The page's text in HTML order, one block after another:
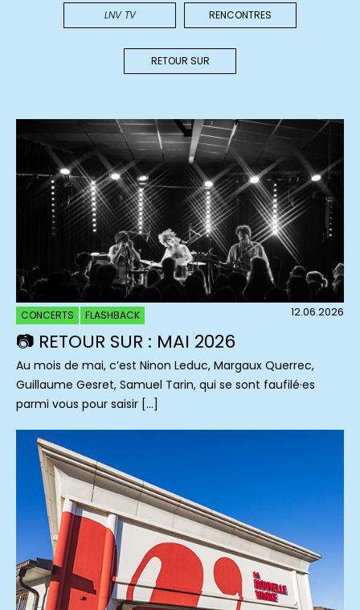
LNV TV RENCONTRES
RETOUR SUR
CONCERTS FLASHBACK 12.06.2026
📷 RETOUR SUR : MAI 2026
Au mois de mai, c’est Ninon Leduc, Margaux Querrec,
Guillaume Gesret, Samuel Tarin, qui se sont faufilé·es
parmi vous pour saisir […]